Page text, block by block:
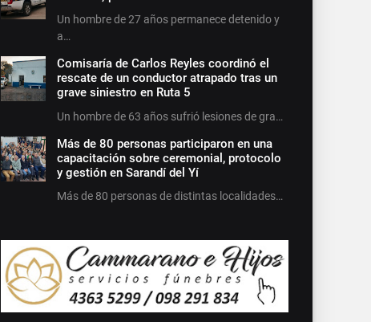
Un hombre de 27 años permanece detenido y
a…
Comisaría de Carlos Reyles coordinó el
rescate de un conductor atrapado tras un
grave siniestro en Ruta 5
Un hombre de 63 años sufrió lesiones de gra…
Más de 80 personas participaron en una
capacitación sobre ceremonial, protocolo
y gestión en Sarandí del Yí
Más de 80 personas de distintas localidades…